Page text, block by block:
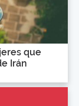
que
Irán